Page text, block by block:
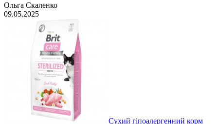
Ольга Скаленко
09.05.2025
Сухий гіпоалергенний корм